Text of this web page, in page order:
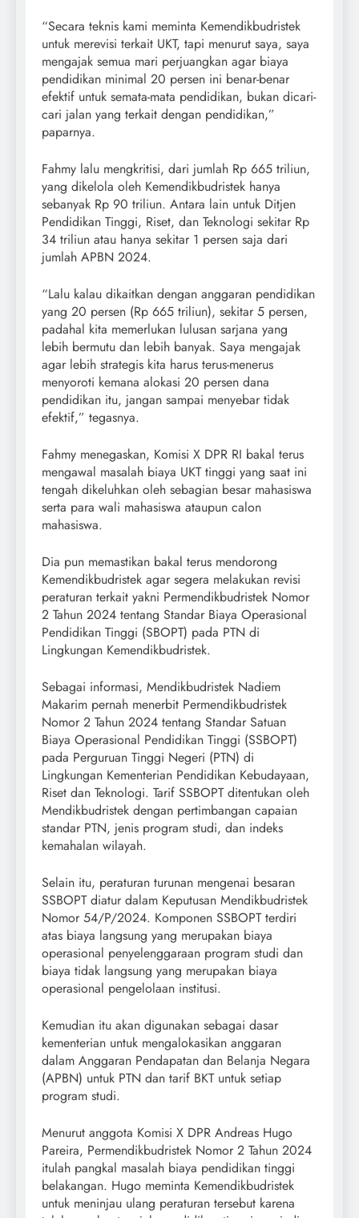
“Secara teknis kami meminta Kemendikbudristek
untuk merevisi terkait UKT, tapi menurut saya, saya
mengajak semua mari perjuangkan agar biaya
pendidikan minimal 20 persen ini benar-benar
efektif untuk semata-mata pendidikan, bukan dicari-
cari jalan yang terkait dengan pendidikan,”
paparnya.
Fahmy lalu mengkritisi, dari jumlah Rp 665 triliun,
yang dikelola oleh Kemendikbudristek hanya
sebanyak Rp 90 triliun. Antara lain untuk Ditjen
Pendidikan Tinggi, Riset, dan Teknologi sekitar Rp
34 triliun atau hanya sekitar 1 persen saja dari
jumlah APBN 2024.
“Lalu kalau dikaitkan dengan anggaran pendidikan
yang 20 persen (Rp 665 triliun), sekitar 5 persen,
padahal kita memerlukan lulusan sarjana yang
lebih bermutu dan lebih banyak. Saya mengajak
agar lebih strategis kita harus terus-menerus
menyoroti kemana alokasi 20 persen dana
pendidikan itu, jangan sampai menyebar tidak
efektif,” tegasnya.
Fahmy menegaskan, Komisi X DPR RI bakal terus
mengawal masalah biaya UKT tinggi yang saat ini
tengah dikeluhkan oleh sebagian besar mahasiswa
serta para wali mahasiswa ataupun calon
mahasiswa.
Dia pun memastikan bakal terus mendorong
Kemendikbudristek agar segera melakukan revisi
peraturan terkait yakni Permendikbudristek Nomor
2 Tahun 2024 tentang Standar Biaya Operasional
Pendidikan Tinggi (SBOPT) pada PTN di
Lingkungan Kemendikbudristek.
Sebagai informasi, Mendikbudristek Nadiem
Makarim pernah menerbit Permendikbudristek
Nomor 2 Tahun 2024 tentang Standar Satuan
Biaya Operasional Pendidikan Tinggi (SSBOPT)
pada Perguruan Tinggi Negeri (PTN) di
Lingkungan Kementerian Pendidikan Kebudayaan,
Riset dan Teknologi. Tarif SSBOPT ditentukan oleh
Mendikbudristek dengan pertimbangan capaian
standar PTN, jenis program studi, dan indeks
kemahalan wilayah.
Selain itu, peraturan turunan mengenai besaran
SSBOPT diatur dalam Keputusan Mendikbudristek
Nomor 54/P/2024. Komponen SSBOPT terdiri
atas biaya langsung yang merupakan biaya
operasional penyelenggaraan program studi dan
biaya tidak langsung yang merupakan biaya
operasional pengelolaan institusi.
Kemudian itu akan digunakan sebagai dasar
kementerian untuk mengalokasikan anggaran
dalam Anggaran Pendapatan dan Belanja Negara
(APBN) untuk PTN dan tarif BKT untuk setiap
program studi.
Menurut anggota Komisi X DPR Andreas Hugo
Pareira, Permendikbudristek Nomor 2 Tahun 2024
itulah pangkal masalah biaya pendidikan tinggi
belakangan. Hugo meminta Kemendikbudristek
untuk meninjau ulang peraturan tersebut karena